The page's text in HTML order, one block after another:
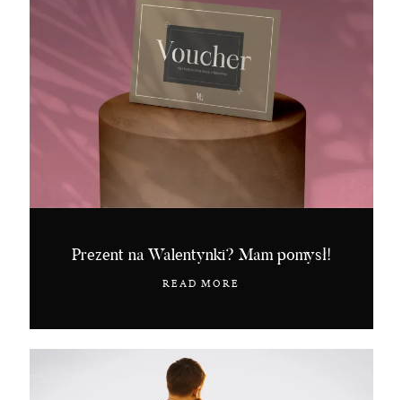
Prezent na Walentynki? Mam pomysł!
READ MORE